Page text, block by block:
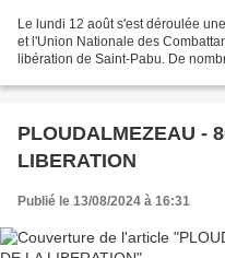
Le lundi 12 août s'est déroulée
et l'Union Nationale des
libération de Saint-Pabu. De
PLOUDALMEZEAU -
LIBERATION
Publié le 13/08/2024 à 16:31